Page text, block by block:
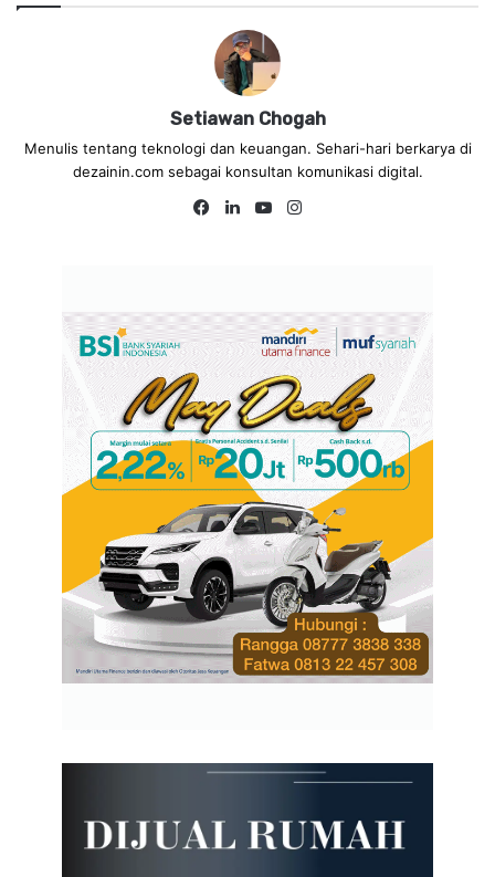
Setiawan Chogah
Menulis tentang teknologi dan keuangan. Sehari-hari berkarya di
dezainin.com sebagai konsultan komunikasi digital.
Fa
Lin
Yo